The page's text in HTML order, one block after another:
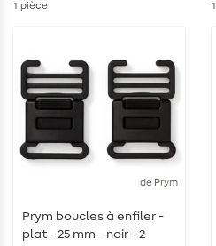
1 pièce 1
de Prym
Prym boucles à enfiler -
plat - 25 mm - noir - 2